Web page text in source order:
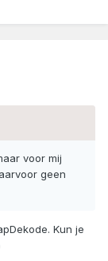
voor mij
geen
Kun je